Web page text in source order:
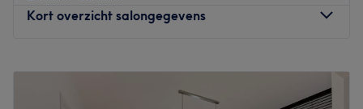
La spécialité de l’établissement : les soins du visage et du
Kort overzicht salongegevens
19:00